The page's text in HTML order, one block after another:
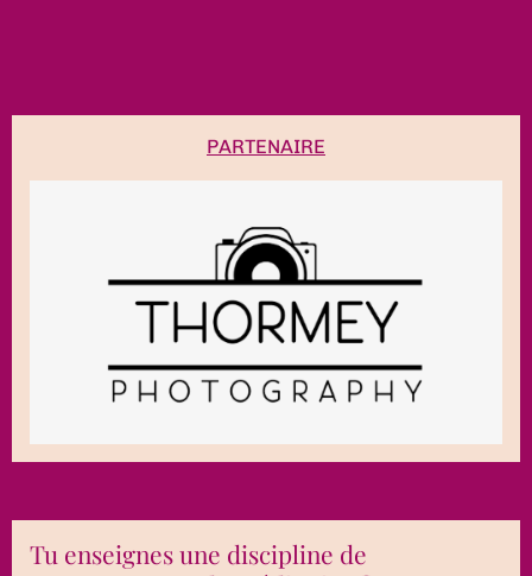
PARTENAIRE
Tu enseignes une discipline de